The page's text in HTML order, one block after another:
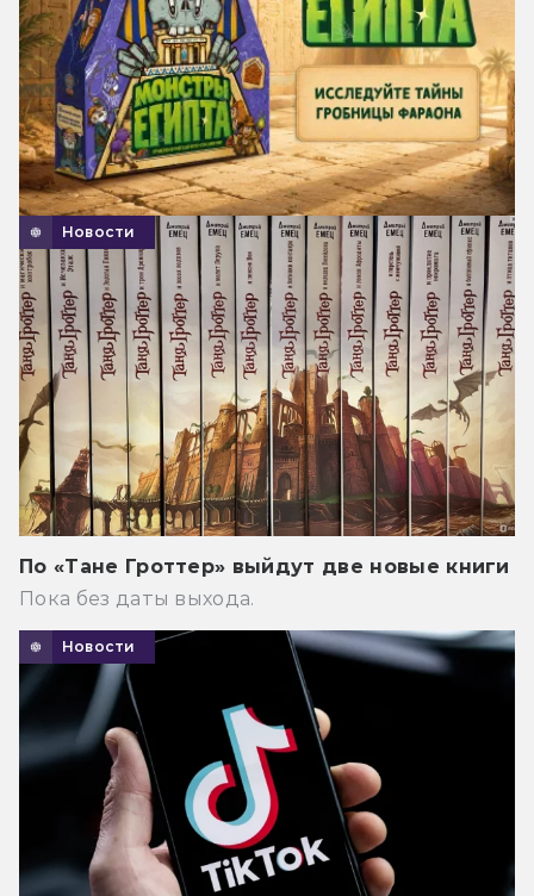
Новости
По «Тане Гроттер» выйдут две новые книги
Пока без даты выхода.
Новости